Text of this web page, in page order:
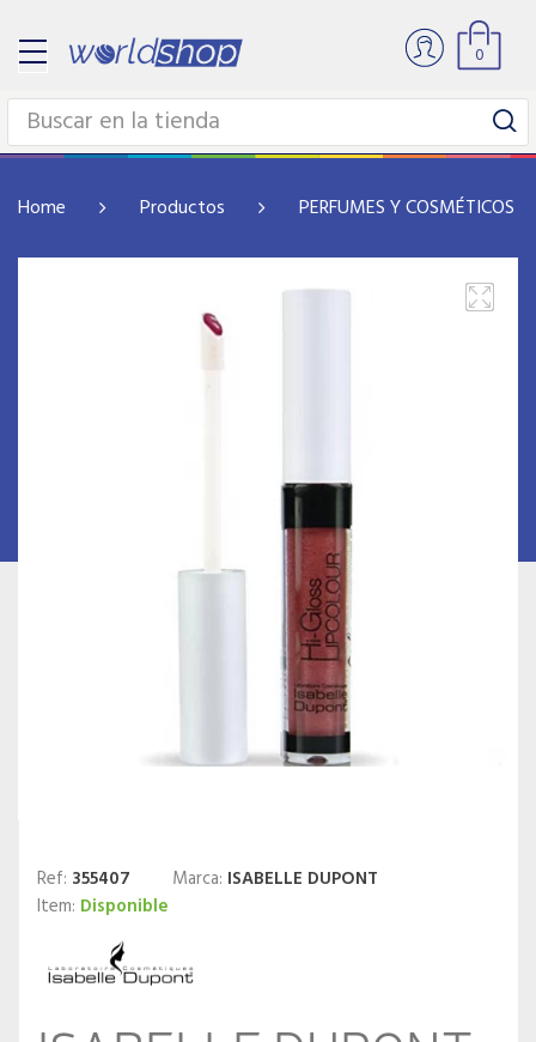
0
Home Productos PERFUMES Y COSMÉTICOS
Ref: 355407 Marca: ISABELLE DUPONT
Item: Disponible